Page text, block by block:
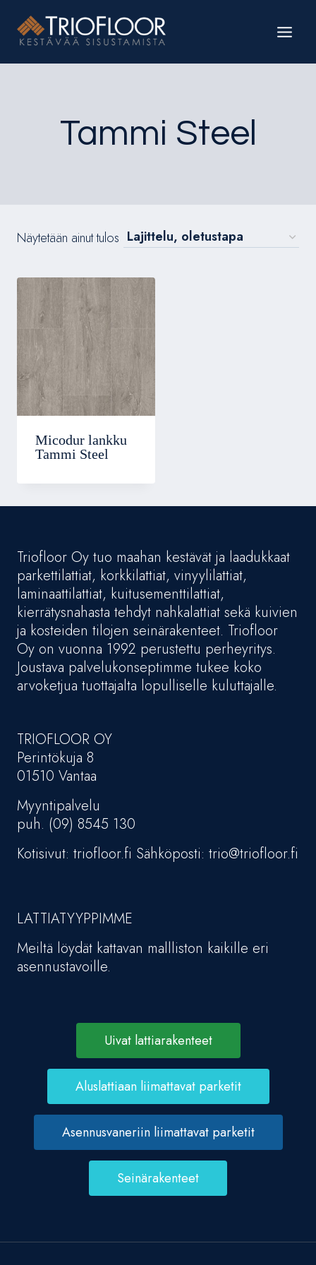
sisältöön
Tammi Steel
Näytetään ainut tulos
Micodur lankku
Tammi Steel
Triofloor Oy tuo maahan kestävät ja laadukkaat
parkettilattiat, korkkilattiat, vinyylilattiat,
laminaattilattiat, kuitusementtilattiat,
kierrätysnahasta tehdyt nahkalattiat sekä kuivien
ja kosteiden tilojen seinärakenteet. Triofloor
Oy on vuonna 1992 perustettu perheyritys.
Joustava palvelukonseptimme tukee koko
arvoketjua tuottajalta lopulliselle kuluttajalle.
TRIOFLOOR OY
Perintökuja 8
01510 Vantaa
Myyntipalvelu
puh. (09) 8545 130
Kotisivut: triofloor.fi Sähköposti: trio@triofloor.fi
LATTIATYYPPIMME
Meiltä löydät kattavan mallliston kaikille eri
asennustavoille.
Uivat lattiarakenteet
Aluslattiaan liimattavat parketit
Asennusvaneriin liimattavat parketit
Seinärakenteet